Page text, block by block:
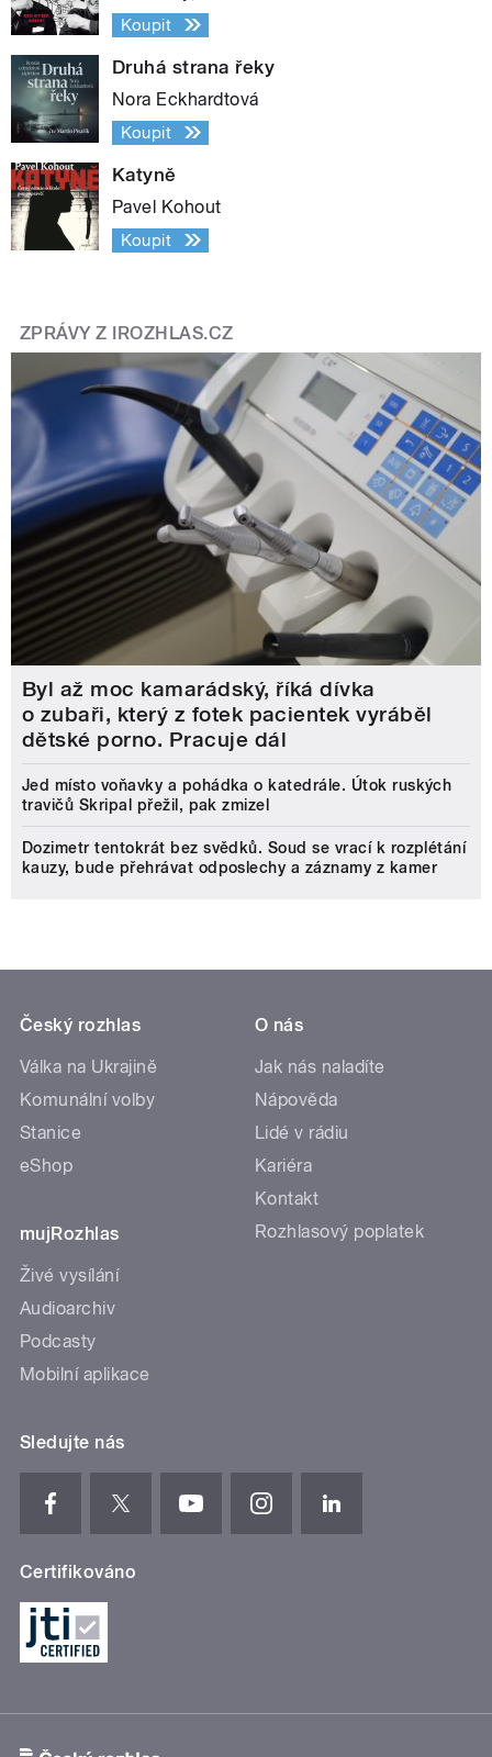
Koupit
Druhá strana řeky
Nora Eckhardtová
Koupit
Katyně
Pavel Kohout
Koupit
ZPRÁVY Z IROZHLAS.CZ
Byl až moc kamarádský, říká dívka
o zubaři, který z fotek pacientek vyráběl
dětské porno. Pracuje dál
Jed místo voňavky a pohádka o katedrále. Útok ruských
travičů Skripal přežil, pak zmizel
Dozimetr tentokrát bez svědků. Soud se vrací k rozplétání
kauzy, bude přehrávat odposlechy a záznamy z kamer
Český rozhlas
Válka na Ukrajině
Komunální volby
Stanice
eShop
mujRozhlas
Živé vysílání
Audioarchiv
Podcasty
Mobilní aplikace
O nás
Jak nás naladíte
Nápověda
Lidé v rádiu
Kariéra
Kontakt
Rozhlasový poplatek
Sledujte nás
Certifikováno